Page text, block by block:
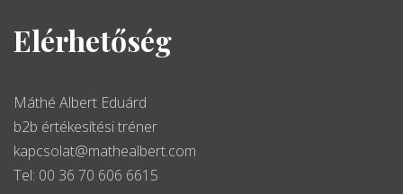
Elérhetőség
Máthé Albert Eduárd
b2b értékesítési tréner
kapcsolat@mathealbert.com
Tel: 00 36 70 606 6615